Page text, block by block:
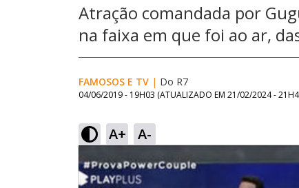
Atração comandada por
na faixa em que foi ao ar,
FAMOSOS E TV | Do R7
04/06/2019 - 19H03 (ATUALIZADO EM 21/02/2024 -
A+ A-